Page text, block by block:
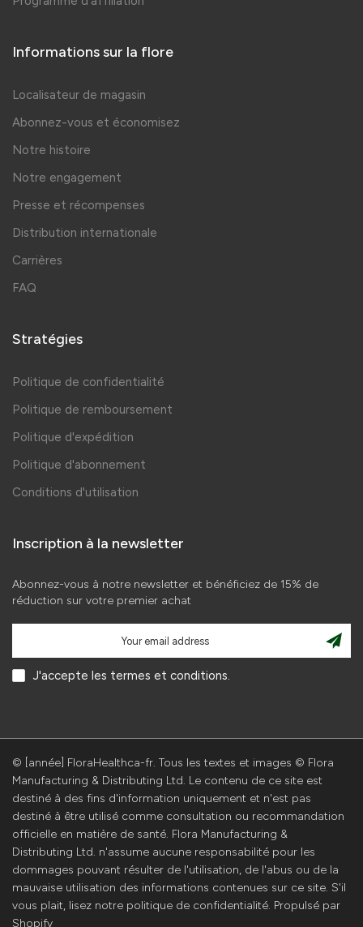
Informations sur la flore
Localisateur de magasin
Abonnez-vous et économisez
Notre histoire
Notre engagement
Presse et récompenses
Distribution internationale
Carrières
FAQ
Stratégies
Politique de confidentialité
Politique de remboursement
Politique d'expédition
Politique d'abonnement
Conditions d'utilisation
Inscription à la newsletter
Abonnez-vous à notre newsletter et bénéficiez de 15% de
réduction sur votre premier achat
J'accepte les termes et conditions.
© [année] FloraHealthca-fr. Tous les textes et images © Flora
Manufacturing & Distributing Ltd. Le contenu de ce site est
destiné à des fins d'information uniquement et n'est pas
destiné à être utilisé comme consultation ou recommandation
officielle en matière de santé. Flora Manufacturing &
Distributing Ltd. n'assume aucune responsabilité pour les
dommages pouvant résulter de l'utilisation, de l'abus ou de la
mauvaise utilisation des informations contenues sur ce site. S'il
vous plait, lisez notre politique de confidentialité. Propulsé par
Shopify